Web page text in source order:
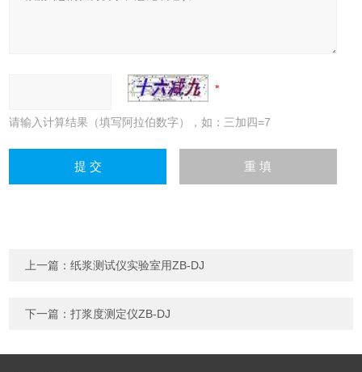
请输入计算结果（填写阿拉伯数字），如：三加四=7
上一篇：纸浆测试仪实验室用ZB-DJ
下一篇：打浆度测定仪ZB-DJ